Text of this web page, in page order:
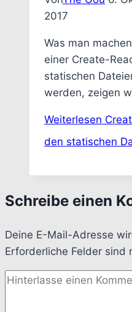
2017
Was man
einer Create-
statischen
werden, zeigen
Weiterlesen
den statischen
Schreibe einen
Deine E-Mail-Adresse
Erforderliche Felder sind